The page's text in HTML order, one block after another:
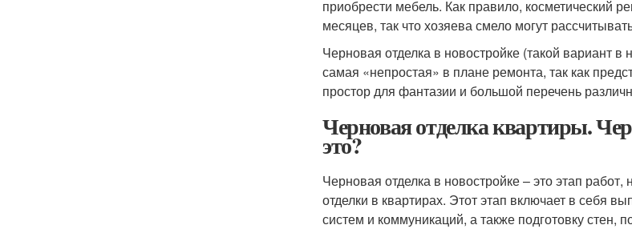
приобрести мебель. Как правило, косметический
месяцев, так что хозяева смело могут
Черновая отделка в новостройке (такой вариант
самая «непростая» в плане ремонта, так как
простор для фантазии и большой перечень
Черновая отделка квартиры.
это?
Черновая отделка в новостройке – это этап
отделки в квартирах. Этот этап включает в себя
систем и коммуникаций, а также подготовку стен,